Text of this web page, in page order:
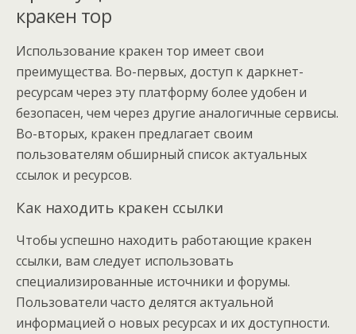
кракен тор
Использование кракен тор имеет свои
преимущества. Во-первых, доступ к даркнет-
ресурсам через эту платформу более удобен и
безопасен, чем через другие аналогичные сервисы.
Во-вторых, кракен предлагает своим
пользователям обширный список актуальных
ссылок и ресурсов.
Как находить кракен ссылки
Чтобы успешно находить работающие кракен
ссылки, вам следует использовать
специализированные источники и форумы.
Пользователи часто делятся актуальной
информацией о новых ресурсах и их доступности.